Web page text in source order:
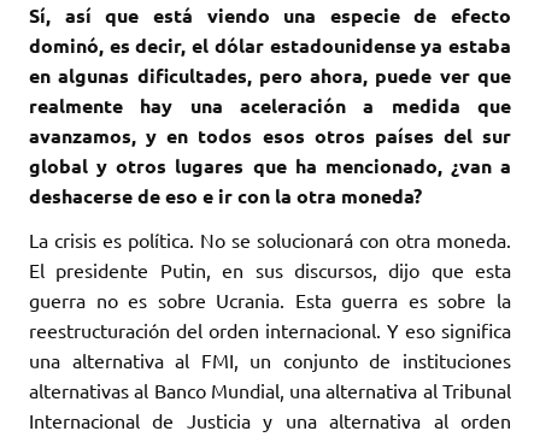
Sí, así que está viendo una especie de efecto
dominó, es decir, el dólar estadounidense ya estaba
en algunas dificultades, pero ahora, puede ver que
realmente hay una aceleración a medida que
avanzamos, y en todos esos otros países del sur
global y otros lugares que ha mencionado, ¿van a
deshacerse de eso e ir con la otra moneda?
La crisis es política. No se solucionará con otra moneda.
El presidente Putin, en sus discursos, dijo que esta
guerra no es sobre Ucrania. Esta guerra es sobre la
reestructuración del orden internacional. Y eso significa
una alternativa al FMI, un conjunto de instituciones
alternativas al Banco Mundial, una alternativa al Tribunal
Internacional de Justicia y una alternativa al orden